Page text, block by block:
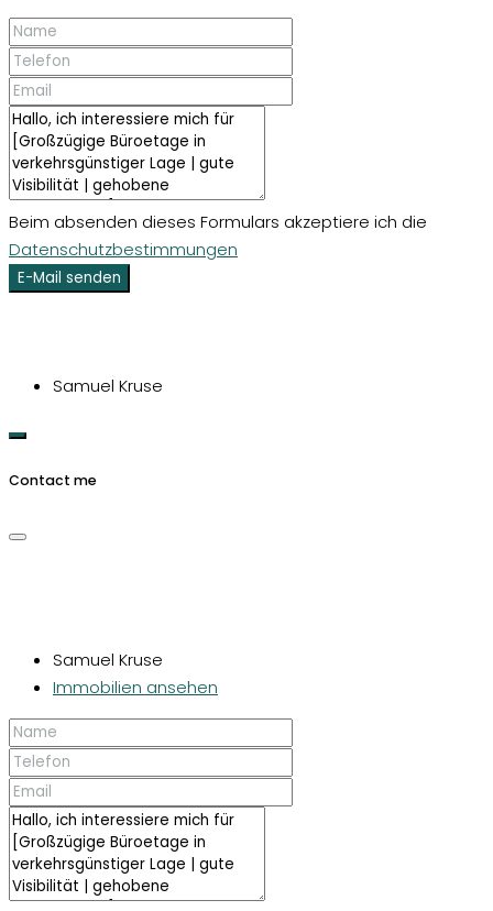
Beim absenden dieses Formulars akzeptiere ich die
Datenschutzbestimmungen
E-Mail senden
Samuel Kruse
Contact me
Samuel Kruse
Immobilien ansehen